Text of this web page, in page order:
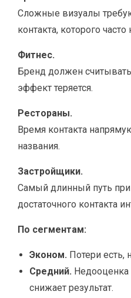
Сложные визуалы
контакта, которого часто
Фитнес.
Бренд должен
эффект теряется.
Рестораны.
Время контакта
названия.
Застройщики.
Самый длинный путь
достаточного контакта
По сегментам:
Эконом. Потери есть,
Средний. Недооценка
снижает результат.